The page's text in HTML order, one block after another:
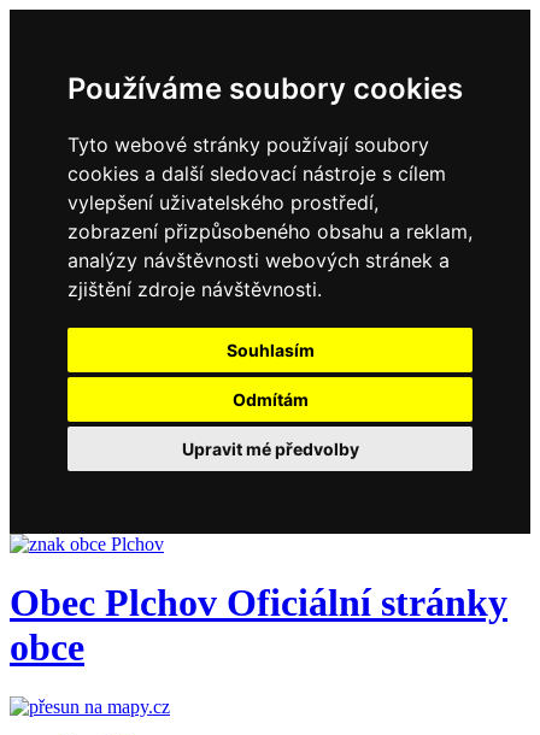
Používáme soubory cookies
Tyto webové stránky používají soubory
cookies a další sledovací nástroje s cílem
vylepšení uživatelského prostředí,
zobrazení přizpůsobeného obsahu a reklam,
analýzy návštěvnosti webových stránek a
zjištění zdroje návštěvnosti.
Souhlasím
Odmítám
Upravit mé předvolby
Obec Plchov Oficiální stránky
obce